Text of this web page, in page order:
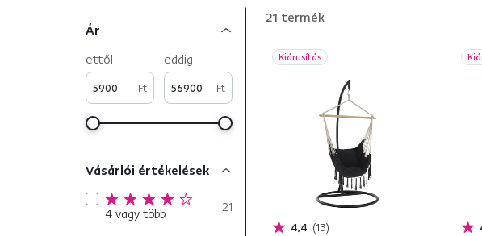
Ár
Ft
ettől
Ft
eddig
Vásárlói értékelések
4 vagy több 21
21 termék
Kiárusítás
4,4 13